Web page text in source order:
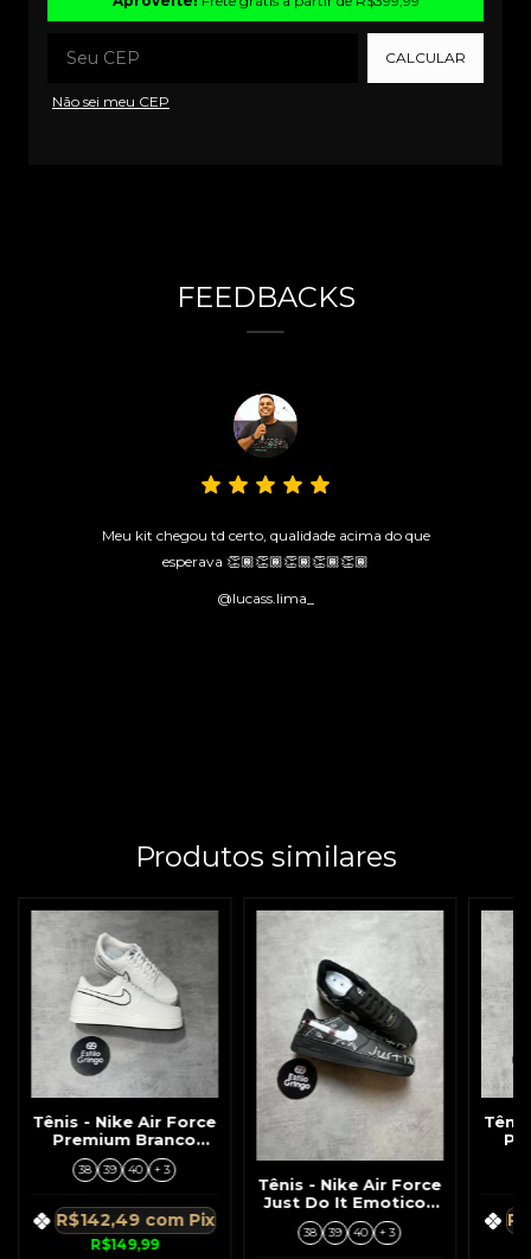
CALCULAR
Não sei meu CEP
FEEDBACKS
Meu kit chegou td certo, qualidade acima do que
esperava 👏🏾👏🏾👏🏾👏🏾👏🏾
@lucass.lima_
Produtos similares
Tênis - Nike Air Force
Premium Branco
Símbolo Contorno
Preto
38 39 40 + 3
R$149,99
R$142,49 com Pix
Tênis - Nike Air Force
Just Do It Emoticon
Preto c/ Detalhes
Brancos
38 39 40 + 3